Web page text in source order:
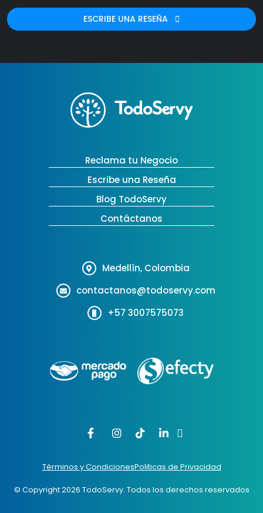
ESCRIBE UNA RESEÑA
Reclama tu Negocio
Escribe una Reseña
Blog TodoServy
Contáctanos
Medellín, Colombia
contactanos@todoservy.com
+57 3007575073
Términos y CondicionesPoliticas de Privacidad
© Copyright 2026 TodoServy. Todos los derechos reservados